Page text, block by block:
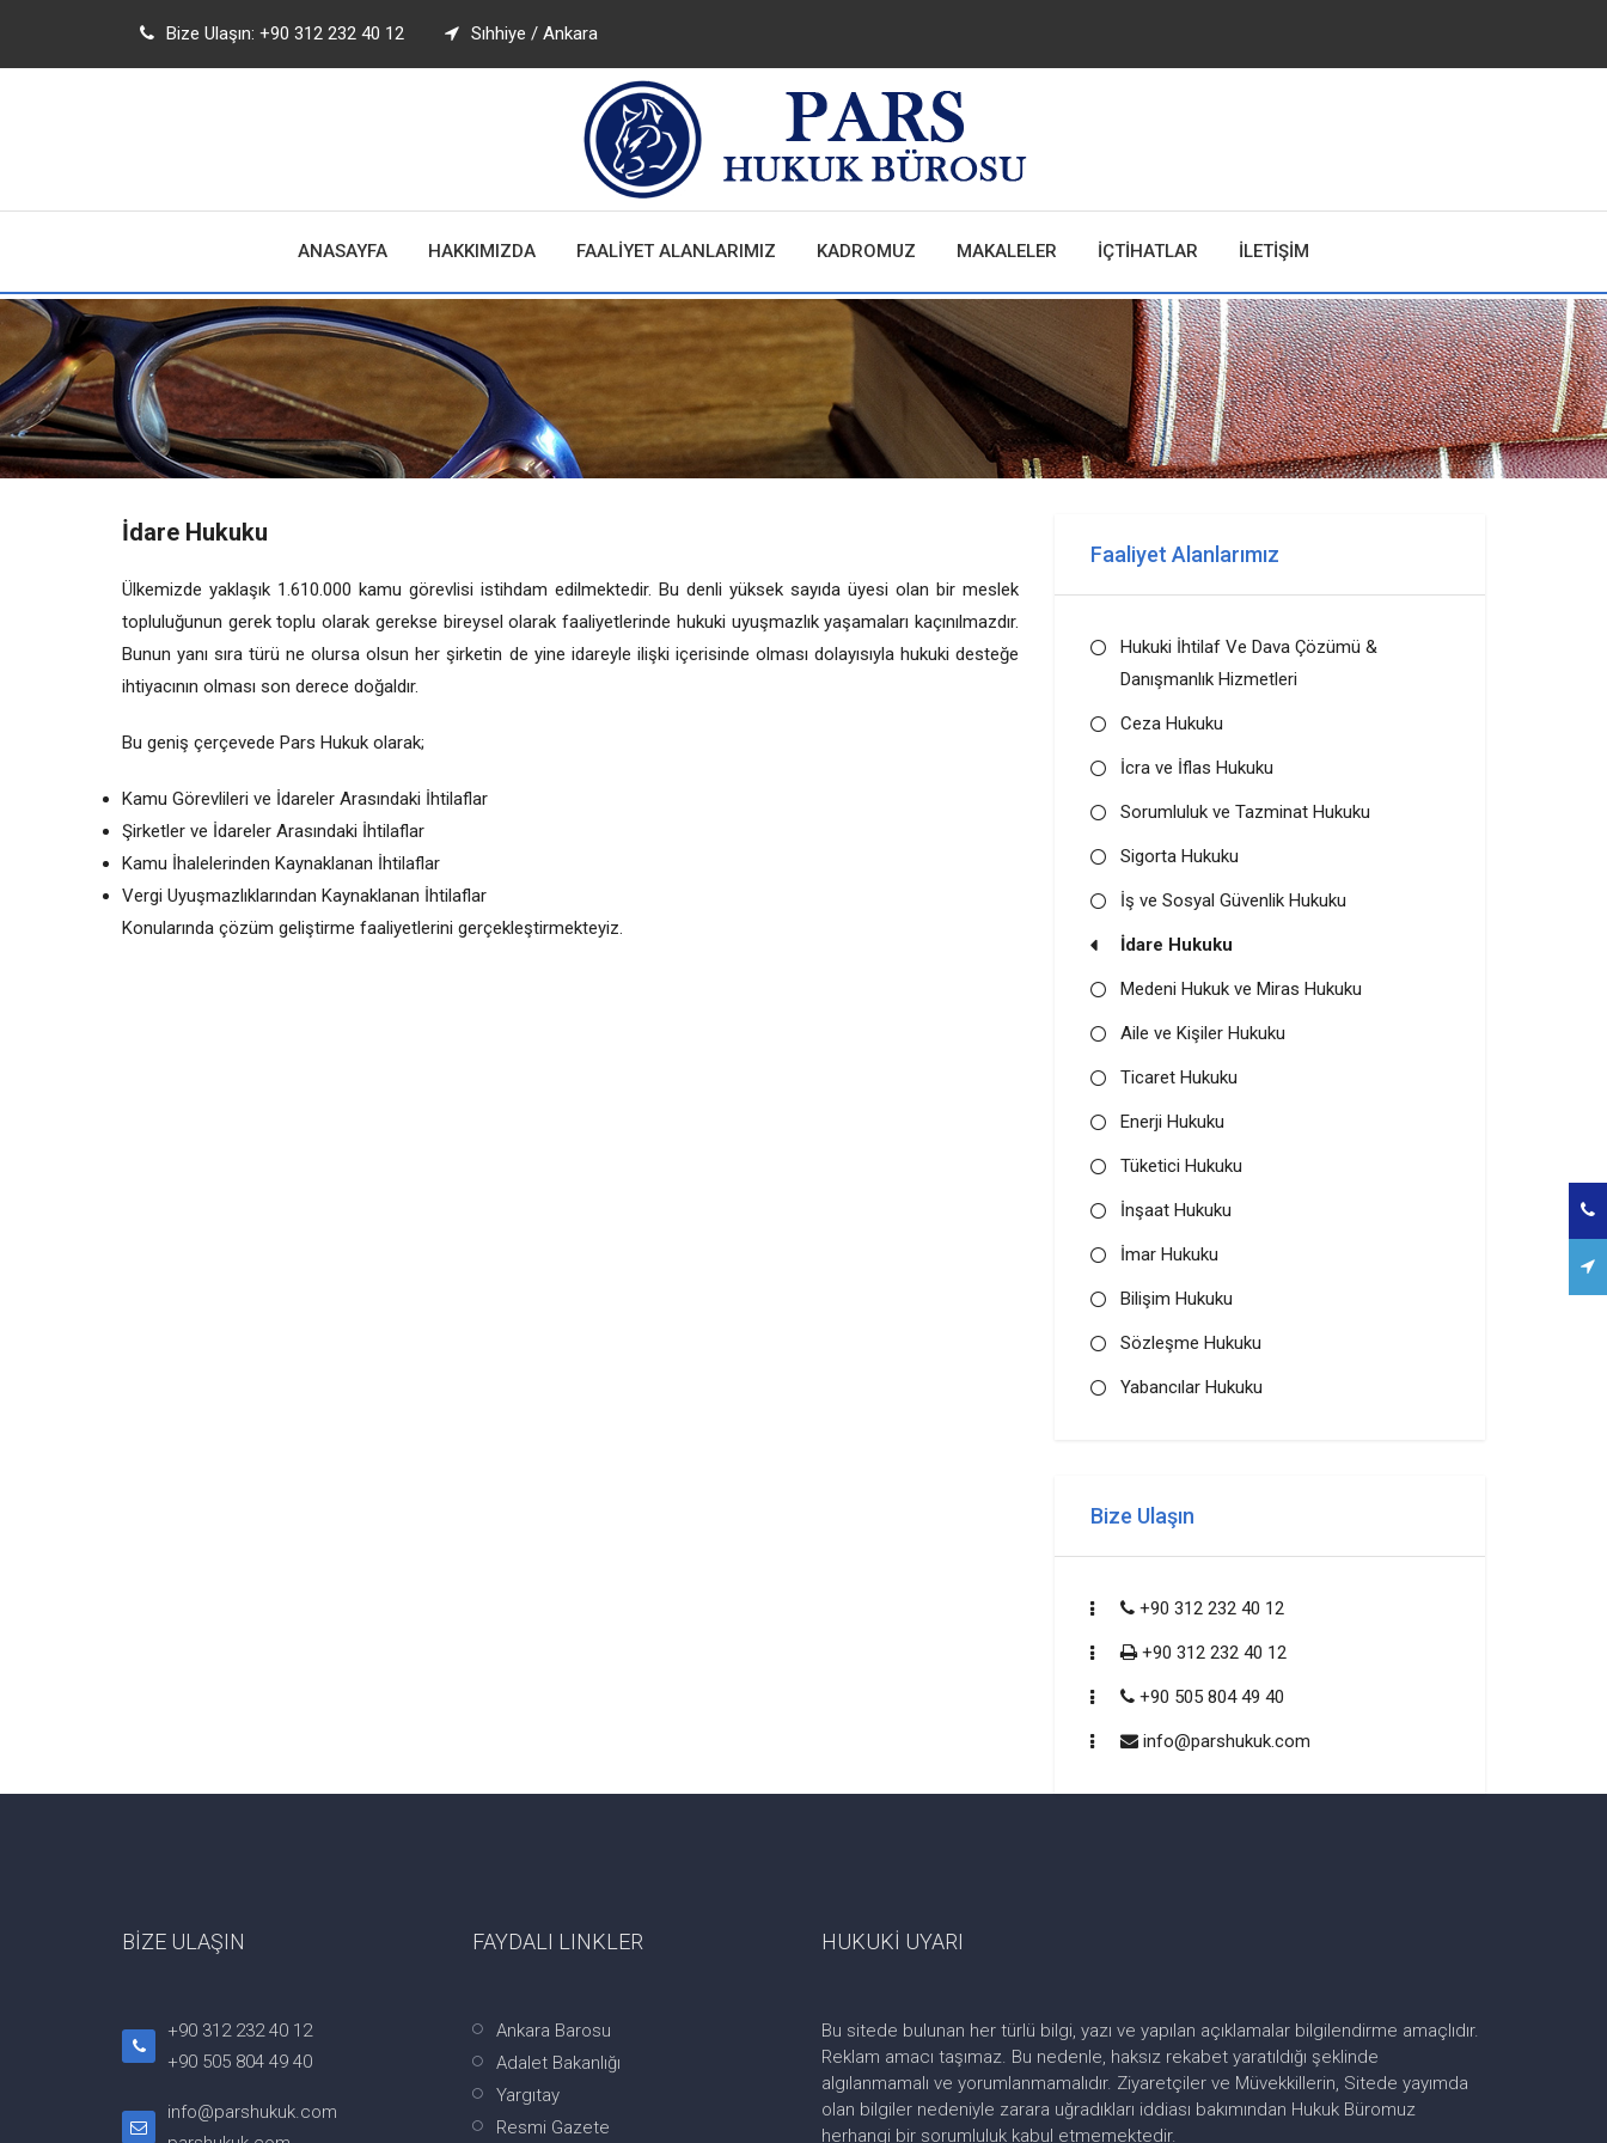
Bize Ulaşın: +90 312 232 40 12 Sıhhiye / Ankara
ANASAYFA HAKKIMIZDA FAALİYET ALANLARIMIZ KADROMUZ MAKALELER İÇTİHATLAR İLETİŞİM
İdare Hukuku
Ülkemizde yaklaşık 1.610.000 kamu görevlisi istihdam edilmektedir. Bu denli yüksek sayıda üyesi olan bir meslek
topluluğunun gerek toplu olarak gerekse bireysel olarak faaliyetlerinde hukuki uyuşmazlık yaşamaları kaçınılmazdır.
Bunun yanı sıra türü ne olursa olsun her şirketin de yine idareyle ilişki içerisinde olması dolayısıyla hukuki desteğe
ihtiyacının olması son derece doğaldır.
Bu geniş çerçevede Pars Hukuk olarak;
Kamu Görevlileri ve İdareler Arasındaki İhtilaflar
Şirketler ve İdareler Arasındaki İhtilaflar
Kamu İhalelerinden Kaynaklanan İhtilaflar
Vergi Uyuşmazlıklarından Kaynaklanan İhtilaflar
Konularında çözüm geliştirme faaliyetlerini gerçekleştirmekteyiz.
Faaliyet Alanlarımız
Hukuki İhtilaf Ve Dava Çözümü &
Danışmanlık Hizmetleri
Ceza Hukuku
İcra ve İflas Hukuku
Sorumluluk ve Tazminat Hukuku
Sigorta Hukuku
İş ve Sosyal Güvenlik Hukuku
İdare Hukuku
Medeni Hukuk ve Miras Hukuku
Aile ve Kişiler Hukuku
Ticaret Hukuku
Enerji Hukuku
Tüketici Hukuku
İnşaat Hukuku
İmar Hukuku
Bilişim Hukuku
Sözleşme Hukuku
Yabancılar Hukuku
Bize Ulaşın
+90 312 232 40 12
+90 312 232 40 12
+90 505 804 49 40
info@parshukuk.com
BİZE ULAŞIN
+90 312 232 40 12
+90 505 804 49 40
info@parshukuk.com
FAYDALI LINKLER
Ankara Barosu
Adalet Bakanlığı
Yargıtay
Resmi Gazete
HUKUKİ UYARI
Bu sitede bulunan her türlü bilgi, yazı ve yapılan açıklamalar bilgilendirme amaçlıdır.
Reklam amacı taşımaz. Bu nedenle, haksız rekabet yaratıldığı şeklinde
algılanmamalı ve yorumlanmamalıdır. Ziyaretçiler ve Müvekkillerin, Sitede yayımda
olan bilgiler nedeniyle zarara uğradıkları iddiası bakımından Hukuk Büromuz
herhangi bir sorumluluk kabul etmemektedir.